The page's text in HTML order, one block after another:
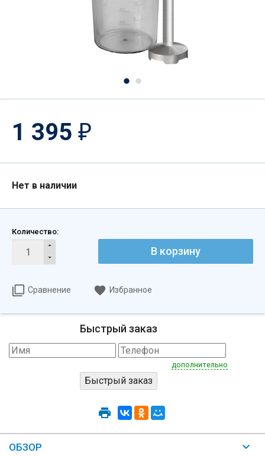
1 395 ₽
Нет в наличии
Количество:
В корзину
Сравнение Избранное
Быстрый заказ
дополнительно
ОБЗОР